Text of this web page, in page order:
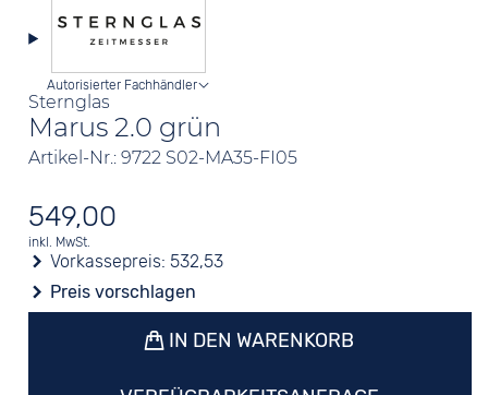
Sternglas
Marus 2.0 grün
Artikel-Nr.: 9722 S02-MA35-FI05
Autorisierter Fachhändler
549,00
inkl. MwSt.
Vorkassepreis: 532,53
Preis vorschlagen
IN DEN WARENKORB